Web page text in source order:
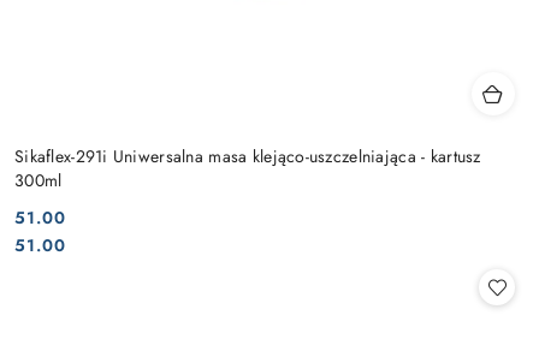
Sikaflex-291i Uniwersalna masa klejąco-uszczelniająca - kartusz
300ml
Cena:
51.00
Cena:
51.00